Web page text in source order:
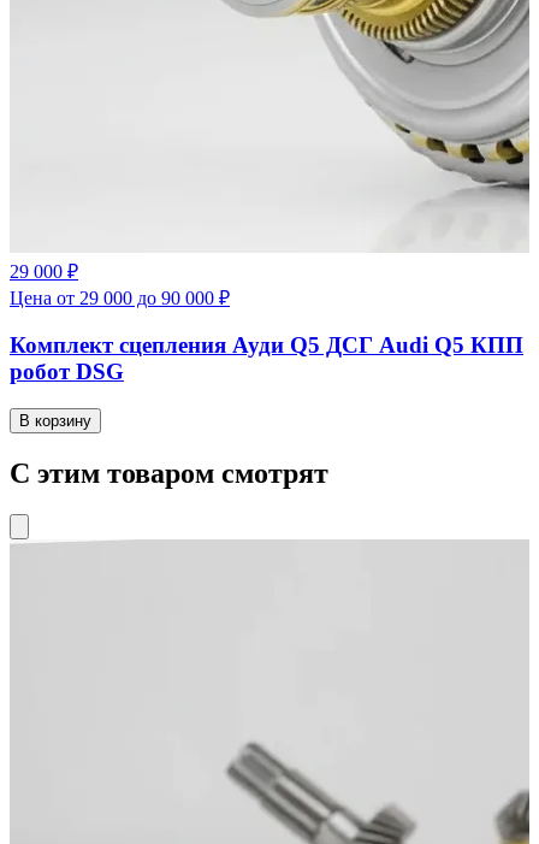
29 000 ₽
Цена от 29 000 до 90 000 ₽
Комплект сцепления Ауди Q5 ДСГ Audi Q5 КПП
робот DSG
В корзину
С этим товаром смотрят